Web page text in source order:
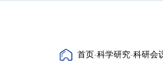
首页-科学研究-科研会